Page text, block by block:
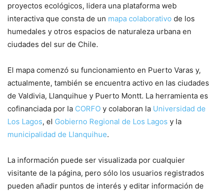
proyectos ecológicos, lidera una plataforma web
interactiva que consta de un mapa colaborativo de los
humedales y otros espacios de naturaleza urbana en
ciudades del sur de Chile.
El mapa comenzó su funcionamiento en Puerto Varas y,
actualmente, también se encuentra activo en las ciudades
de Valdivia, Llanquihue y Puerto Montt. La herramienta es
cofinanciada por la CORFO y colaboran la Universidad de
Los Lagos, el Gobierno Regional de Los Lagos y la
municipalidad de Llanquihue.
La información puede ser visualizada por cualquier
visitante de la página, pero sólo los usuarios registrados
pueden añadir puntos de interés y editar información de